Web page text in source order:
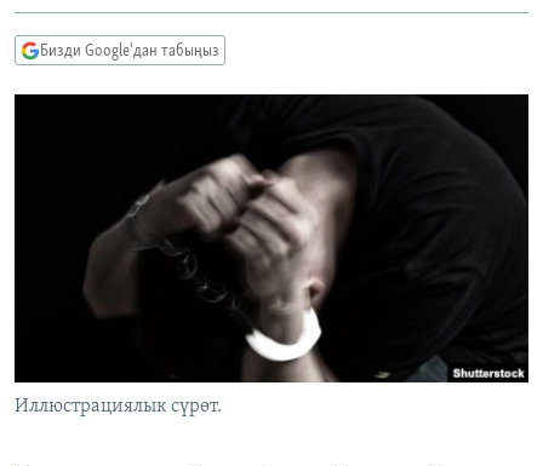
БИЗ ЖАНА ДҮЙНӨ
ЫҢГАЙСЫЗ СУРООЛОР
Русский
ЭЕ/АРнун бардык сайттары
Бизди Google'дан табыңыз
Иллюстрациялык сүрөт.